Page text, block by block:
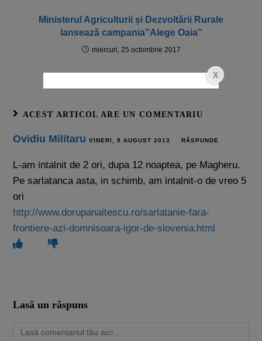
Ministerul Agriculturii și Dezvoltării Rurale
lansează campania”Alege Oaia”
miercuri, 25 octombrie 2017
ACEST ARTICOL ARE UN COMENTARIU
Ovidiu Militaru VINERI, 9 AUGUST 2013 RĂSPUNDE
L-am intalnit de 2 ori, dupa 12 noaptea, pe Magheru.
Pe sarlatanca asta, in schimb, am intalnit-o de vreo 5
ori
http://www.dorupanaitescu.ro/sarlatanie-fara-
frontiere-azi-domnisoara-igor-de-slovenia.html
Lasă un răspuns